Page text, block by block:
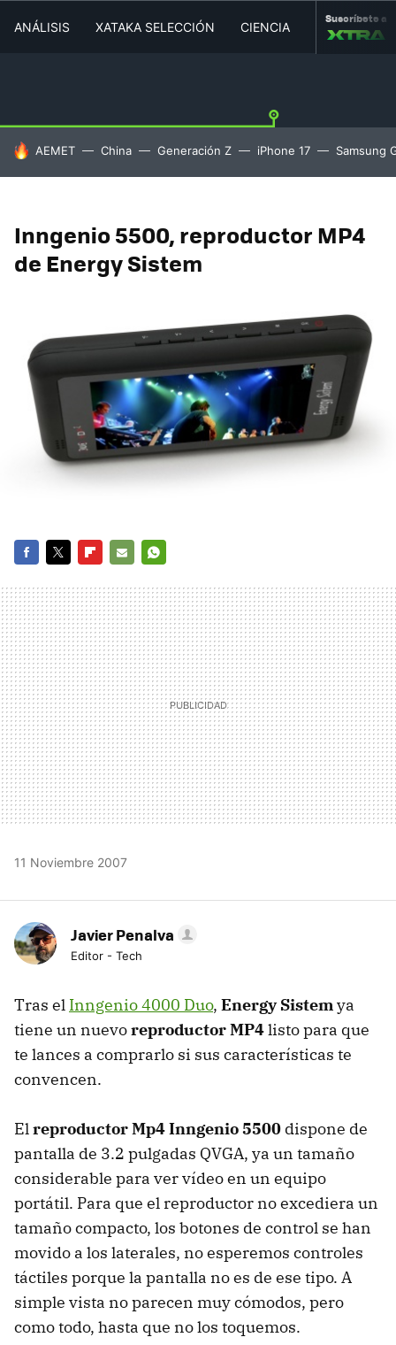
ANÁLISIS XATAKA SELECCIÓN CIENCIA MOVILIDAD
Suscríbete a
HOY SE HABLA DE
AEMET China Generación Z iPhone 17 Samsung
Inngenio 5500, reproductor MP4
de Energy Sistem
MAIL
11 Noviembre 2007
Javier Penalva
Editor - Tech
Tras el Inngenio 4000 Duo, Energy Sistemya
tiene un nuevoreproductor MP4listo para que
te lances a comprarlo si sus características te
convencen.
Elreproductor Mp4 Inngenio 5500 dispone de
pantalla de 3.2 pulgadas QVGA, ya un tamaño
considerable para ver vídeo en un equipo
portátil. Para que el reproductor no excediera un
tamaño compacto, los botones de control se han
movido a los laterales, no esperemos controles
táctiles porque la pantalla no es de ese tipo. A
simple vista no parecen muy cómodos, pero
como todo, hasta que no los toquemos.